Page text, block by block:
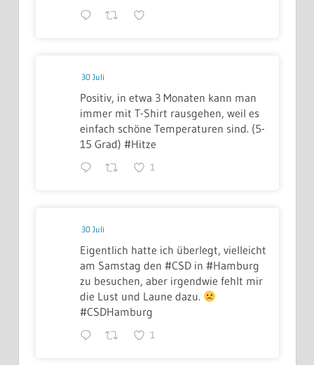
30 Juli
Positiv, in etwa 3 Monaten kann man
immer mit T-Shirt rausgehen, weil es
einfach schöne Temperaturen sind. (5-
15 Grad) #Hitze
1
30 Juli
Eigentlich hatte ich überlegt, vielleicht
am Samstag den #CSD in #Hamburg
zu besuchen, aber irgendwie fehlt mir
die Lust und Laune dazu.
#CSDHamburg
1